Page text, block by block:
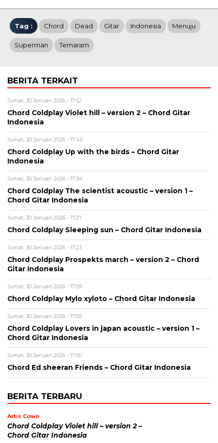
Tag : Chord Dead Gitar Indonesia Menuju
Superman Temaram
BERITA TERKAIT
Jumat, 30 Januari 2026 - 17:52
Chord Coldplay Violet hill – version 2 – Chord Gitar
Indonesia
Jumat, 30 Januari 2026 - 17:45
Chord Coldplay Up with the birds – Chord Gitar
Indonesia
Jumat, 30 Januari 2026 - 17:34
Chord Coldplay The scientist acoustic – version 1 –
Chord Gitar Indonesia
Jumat, 30 Januari 2026 - 17:27
Chord Coldplay Sleeping sun – Chord Gitar Indonesia
Jumat, 30 Januari 2026 - 17:23
Chord Coldplay Prospekts march – version 2 – Chord
Gitar Indonesia
Jumat, 30 Januari 2026 - 17:09
Chord Coldplay Mylo xyloto – Chord Gitar Indonesia
Jumat, 30 Januari 2026 - 17:05
Chord Coldplay Lovers in japan acoustic – version 1 –
Chord Gitar Indonesia
Jumat, 30 Januari 2026 - 17:00
Chord Ed sheeran Friends – Chord Gitar Indonesia
BERITA TERBARU
Artis Cowo
Chord Coldplay Violet hill – version 2 –
Chord Gitar Indonesia